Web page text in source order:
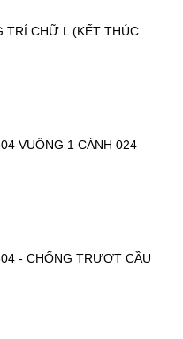
TRÍ CHỮ L (KẾT THÚC
VUÔNG 1 CÁNH 024
- CHỐNG TRƯỢT CẦU